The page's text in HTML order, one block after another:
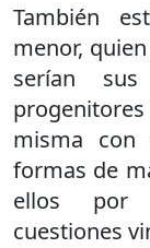
También
menor,
serían sus
misma
formas de
ellos por
cuestiones